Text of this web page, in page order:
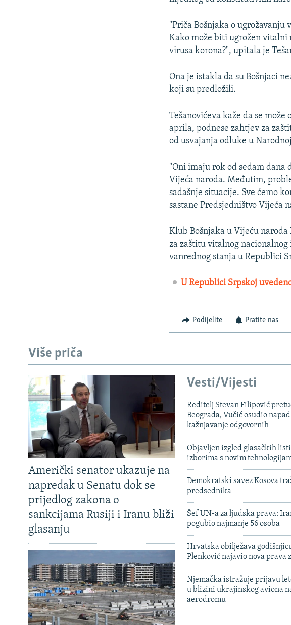
"Priča Bošnjaka o
Kako može biti ugrožen vitalni
virusa korona?", upitala je
Ona je istakla da su Bošnjaci
koji su predložili.
Tešanovićeva kaže da se
aprila, podnese zahtjev za
od usvajanja odluke u
"Oni imaju rok od sedam dana
Vijeća naroda. Međutim,
sadašnje situacije. Sve ćemo
sastane Predsjedništvo Vijeća
Klub Bošnjaka u Vijeću
za zaštitu vitalnog
vanrednog stanja u Republici
U Republici Srpskoj
Podijelite Pratite nas
Više priča
Američki senator ukazuje na
napredak u Senatu dok se
prijedlog zakona o
sankcijama Rusiji i Iranu bliži
glasanju
Vesti/Vijesti
Reditelj Stevan Filipović
Beograda, Vučić osudio
kažnjavanje odgovornih
Objavljen izgled glasačkih
izborima s novim
Demokratski savez Kosova
predsednika
Šef UN-a za ljudska prava:
pogubio najmanje 56 osoba
Hrvatska obilježava
Plenković najavio nova prava
Njemačka istražuje prijavu
u blizini ukrajinskog aviona
aerodromu